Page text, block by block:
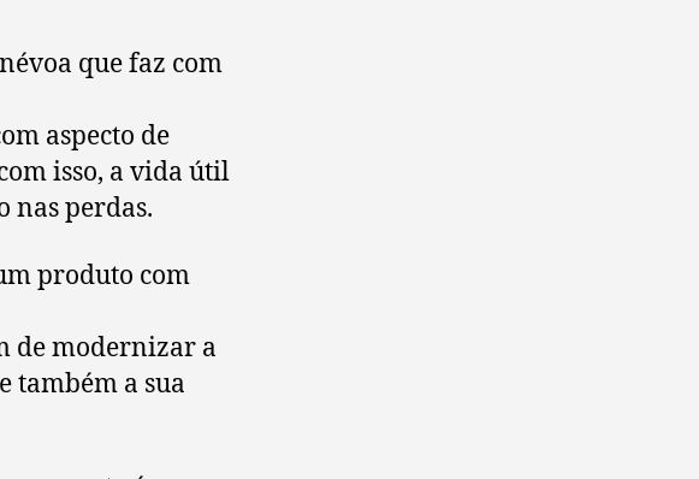
que faz com
aspecto de
isso, a vida útil
nas perdas.
produto com
de modernizar a
também a sua